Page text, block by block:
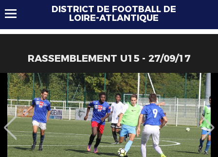
DISTRICT DE FOOTBALL DE
LOIRE-ATLANTIQUE
RASSEMBLEMENT U15 - 27/09/17